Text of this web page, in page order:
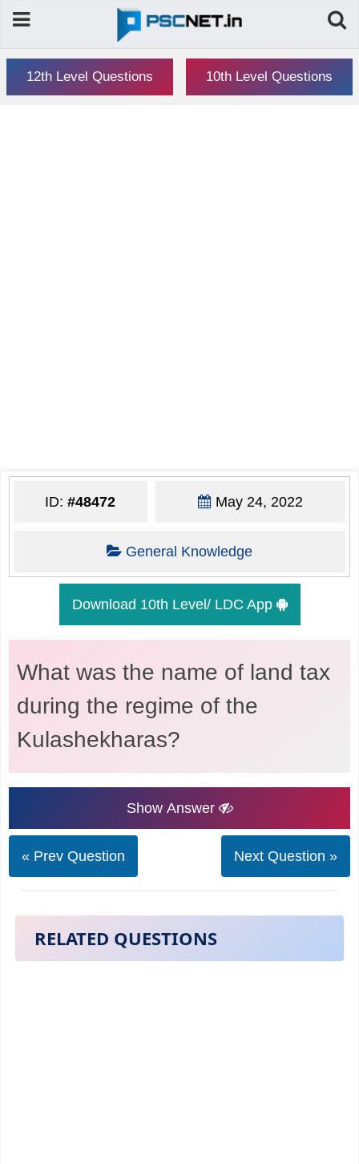
12th Level Questions 10th Level Questions
ID:#48472 May 24, 2022
General Knowledge
Download 10th Level/ LDC App
What was the name of land tax
during the regime of the
Kulashekharas?
Show Answer
« Prev Question Next Question »
RELATED QUESTIONS